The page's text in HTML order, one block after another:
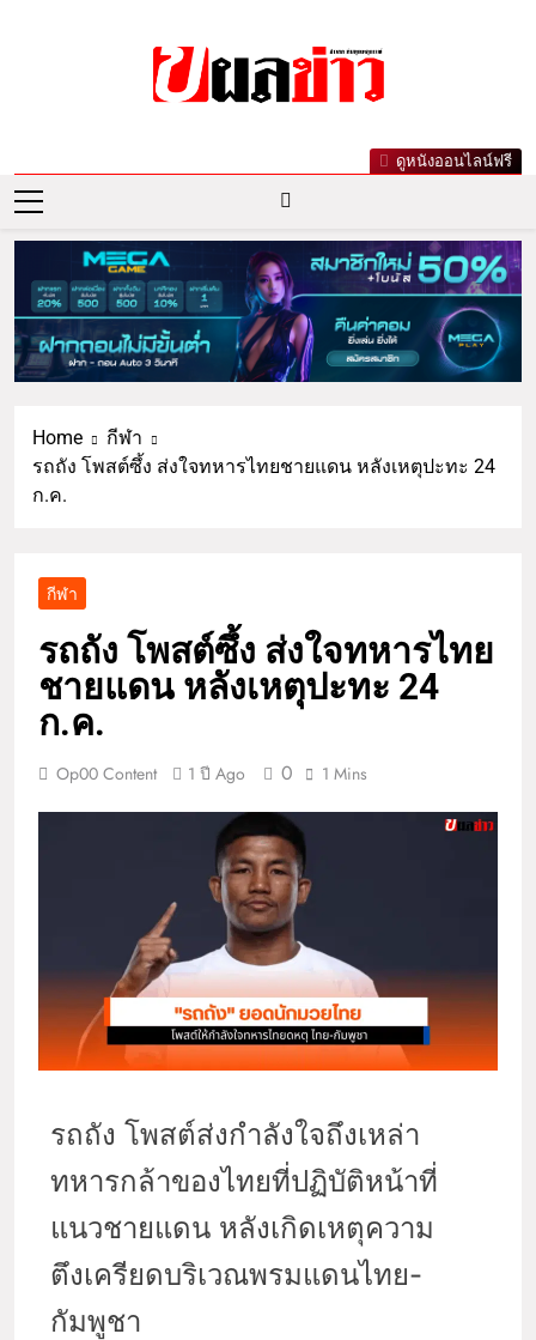
ผลข่าว.com
ดารา ข่าวกีฬารอบโลก เลขเด็ดหวยดัง ตรวจ
ดูหนังออนไลน์ฟรี
Home
กีฬา
รถถัง โพสต์ซึ้ง ส่งใจทหารไทยชายแดน หลังเหตุปะทะ 24
ก.ค.
กีฬา
รถถัง โพสต์ซึ้ง ส่งใจทหารไทย
ชายแดน หลังเหตุปะทะ 24
ก.ค.
Op00 Content 1 ปี Ago 0 1 Mins
รถถัง โพสต์ส่งกำลังใจถึงเหล่า
ทหารกล้าของไทยที่ปฏิบัติหน้าที่
แนวชายแดน หลังเกิดเหตุความ
ตึงเครียดบริเวณพรมแดนไทย-
กัมพูชา